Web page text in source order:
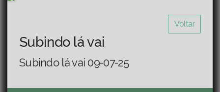
Voltar
Subindo lá vai
Subindo lá vai 09-07-25